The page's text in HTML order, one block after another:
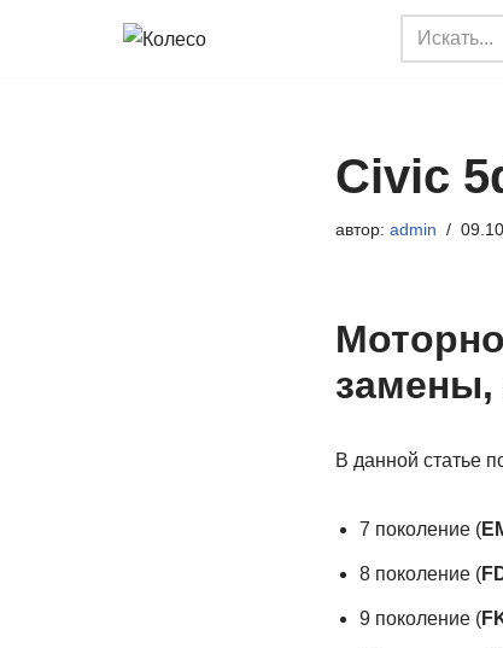
Civic
автор: admin
замены,
В данной статье
7 поколение (
8 поколение (
9 поколение (